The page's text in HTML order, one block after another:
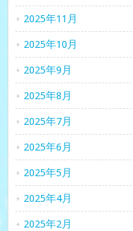
2025年11月
2025年10月
2025年9月
2025年8月
2025年7月
2025年6月
2025年5月
2025年4月
2025年2月